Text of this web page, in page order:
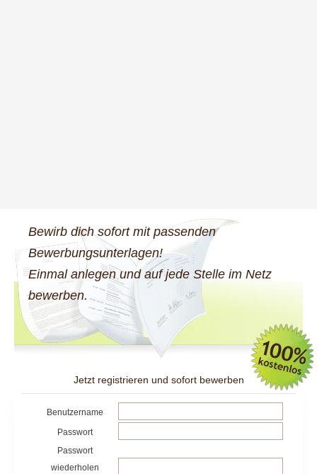
Bewirb dich sofort mit passenden
Bewerbungsunterlagen!
Einmal anlegen und auf jede Stelle im Netz
bewerben.
Jetzt registrieren und sofort bewerben
Benutzername
Passwort
Passwort
wiederholen